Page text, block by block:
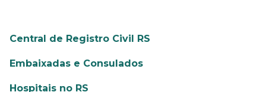
Central de Registro Civil RS
Embaixadas e Consulados
Hospitais no RS